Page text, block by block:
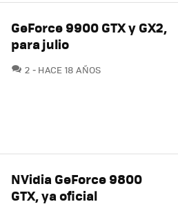
GeForce 9900 GTX y GX2,
para julio
2 COMENTARIOS
HACE 18 AÑOS
NVidia GeForce 9800
GTX, ya oficial